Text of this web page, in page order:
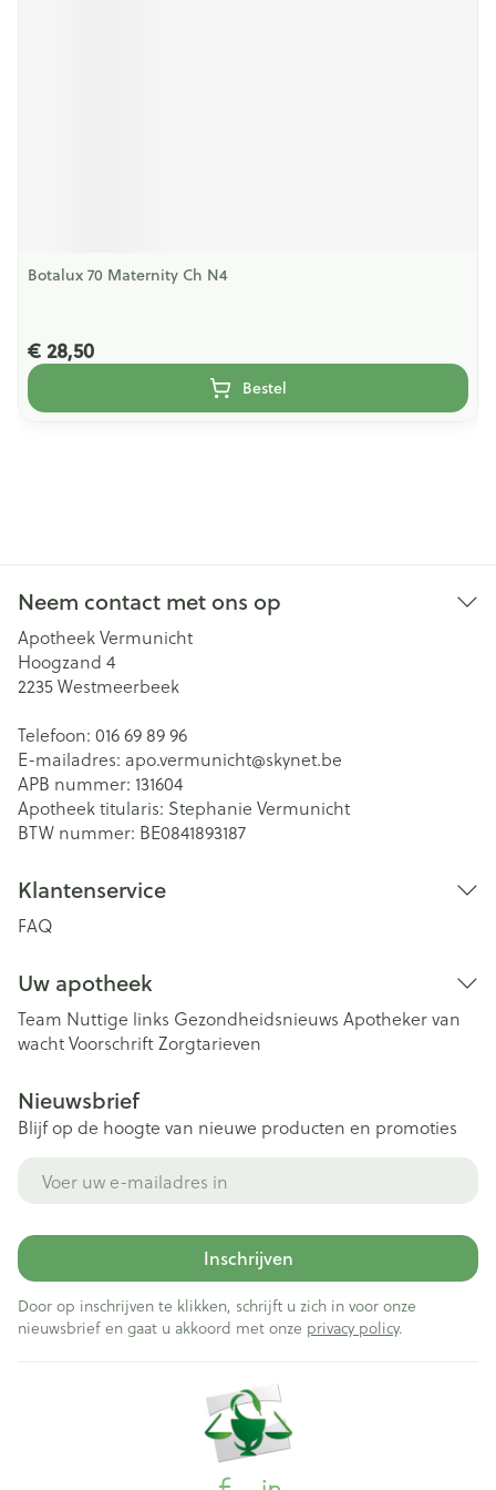
Botalux 70 Maternity Ch N4
€ 28,50
Bestel
Neem contact met ons op
Apotheek Vermunicht
Hoogzand 4
2235Westmeerbeek
Telefoon: 016 69 89 96
E-mailadres: apo.vermunicht@skynet.be
APB nummer: 131604
Apotheek titularis: Stephanie Vermunicht
BTW nummer: BE0841893187
Klantenservice
FAQ
Uw apotheek
Team Nuttige links Gezondheidsnieuws Apotheker van
wachtVoorschriftZorgtarieven
Nieuwsbrief
Blijf op de hoogte van nieuwe producten en promoties
Inschrijven
Door op inschrijven te klikken, schrijft u zich in voor onze
nieuwsbrief en gaat u akkoord met onze privacy policy.